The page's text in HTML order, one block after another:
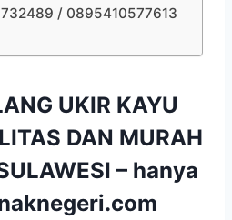
/ 0895410577613
UKIR KAYU
DAN MURAH
– hanya